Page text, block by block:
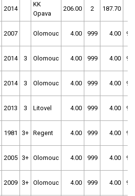
2014
KK
Opava
206.00 2 187.70
2007 Olomouc 4.00 999 4.00
2014 3 Olomouc 4.00 999 4.00
2014 3 Olomouc 4.00 999 4.00
2013 3 Litovel 4.00 999 4.00
1981 3+ Regent 4.00 999 4.00
2005 3+ Olomouc 4.00 999 4.00
2009 3+ Olomouc 4.00 999 4.00